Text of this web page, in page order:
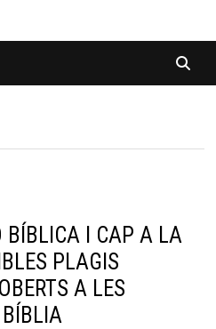
BÍBLICA I CAP A LA
PLAGIS
A LES
BÍBLIA